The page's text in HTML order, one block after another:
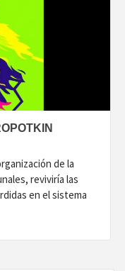
de la
reviviría las
en el sistema